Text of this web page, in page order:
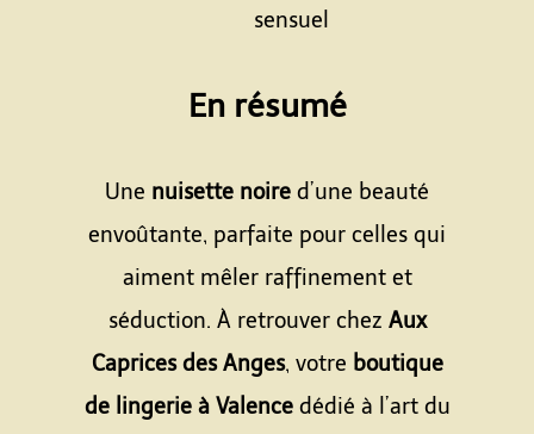
sensuel
En résumé
Une nuisette noire d’une beauté
envoûtante, parfaite pour celles qui
aiment mêler raffinement et
séduction. À retrouver chez Aux
Caprices des Anges, votre boutique
de lingerie à Valencedédié à l’art du